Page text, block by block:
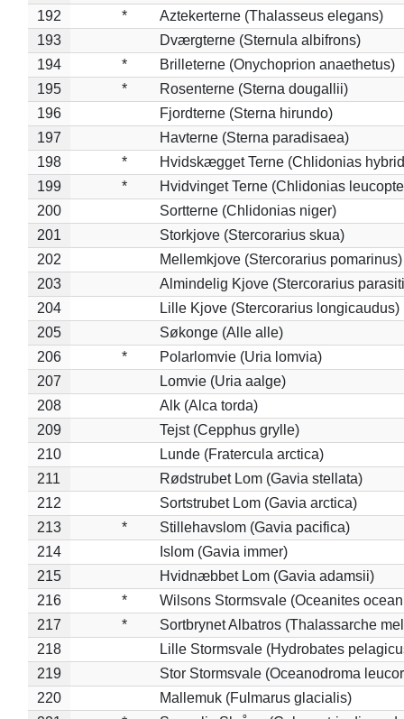
192
*
Aztekerterne (Thalasseus elegans)
193
Dværgterne (Sternula albifrons)
194
*
Brilleterne (Onychoprion anaethetus)
195
*
Rosenterne (Sterna dougallii)
196
Fjordterne (Sterna hirundo)
197
Havterne (Sterna paradisaea)
198
*
Hvidskægget Terne (Chlidonias
199
*
Hvidvinget Terne (Chlidonias
200
Sortterne (Chlidonias niger)
201
Storkjove (Stercorarius skua)
202
Mellemkjove (Stercorarius pomarinus)
203
Almindelig Kjove (Stercorarius
204
Lille Kjove (Stercorarius longicaudus)
205
Søkonge (Alle alle)
206
*
Polarlomvie (Uria lomvia)
207
Lomvie (Uria aalge)
208
Alk (Alca torda)
209
Tejst (Cepphus grylle)
210
Lunde (Fratercula arctica)
211
Rødstrubet Lom (Gavia stellata)
212
Sortstrubet Lom (Gavia arctica)
213
*
Stillehavslom (Gavia pacifica)
214
Islom (Gavia immer)
215
Hvidnæbbet Lom (Gavia adamsii)
216
*
Wilsons Stormsvale (Oceanites
217
*
Sortbrynet Albatros (Thalassarche
218
Lille Stormsvale (Hydrobates
219
Stor Stormsvale (Oceanodroma
220
Mallemuk (Fulmarus glacialis)